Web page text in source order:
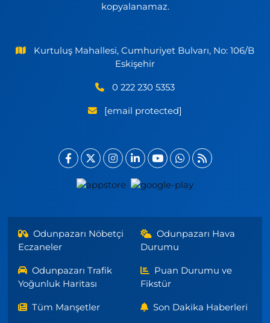
kopyalanamaz.
Kurtuluş Mahallesi, Cumhuriyet Bulvarı, No: 106/B
Eskişehir
0 222 230 5353
[email protected]
Odunpazarı Nöbetçi
Eczaneler
Odunpazarı Hava
Durumu
Odunpazarı Trafik
Yoğunluk Haritası
Puan Durumu ve
Fikstür
Tüm Manşetler Son Dakika Haberleri